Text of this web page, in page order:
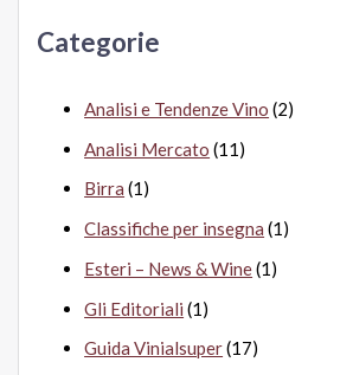
Pellegrino
:Categorie
Analisi e Tendenze Vino (2)
Analisi Mercato (11)
Birra (1)
Classifiche per insegna (1)
Esteri – News & Wine(1)
Gli Editoriali (1)
Guida Vinialsuper(17)